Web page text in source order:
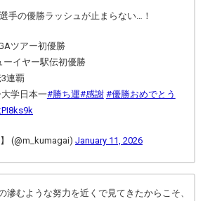
手の優勝ラッシュが止まらない…！
ツアー初優勝
ーイヤー駅伝初優勝
連覇
学日本一#勝ち運#感謝 #優勝おめでとう
(@m_kumagai) January 11, 2026
滲むような努力を近くで見てきたからこそ、